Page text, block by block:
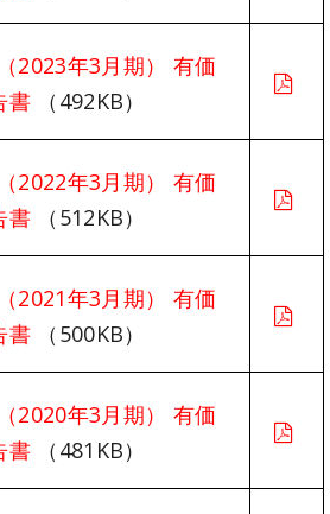
2023年3月期） 有価
書 （492KB）
2022年3月期） 有価
書 （512KB）
2021年3月期） 有価
書 （500KB）
2020年3月期） 有価
書 （481KB）